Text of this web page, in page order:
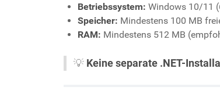
Betriebssystem: Windows 10/11
Speicher: Mindestens 100 MB
RAM: Mindestens 512 MB
💡 Keine separate .NET-